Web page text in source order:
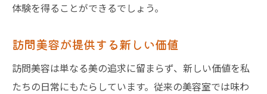
体験を得ることができるでしょう。
訪問美容が提供する新しい価値
訪問美容は単なる美の追求に留まらず、新しい価値を私
たちの日常にもたらしています。従来の美容室では味わ